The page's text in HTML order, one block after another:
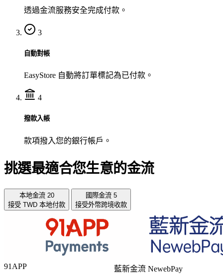
透過金流服務安全完成付款。
3
自動對帳
EasyStore 自動將訂單標記為已付款。
4
撥款入帳
款項撥入您的銀行帳戶。
挑選最適合您生意的金流
本地金流 20
接受 TWD 本地付款
國際金流 5
接受外幣跨境收款
91APP 藍新金流 NewebPay